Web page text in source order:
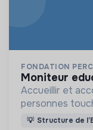
FONDATION
moniteur
Accueillir et
personnes
un handicap
💡 Structure de